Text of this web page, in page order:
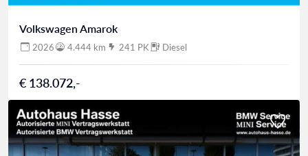
Volkswagen Amarok
2026 4.444 km 241 PK Diesel
€ 138.072,-